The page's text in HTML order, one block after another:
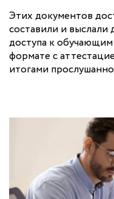
Этих документов
составили и выслали
доступа к
формате с
итогами